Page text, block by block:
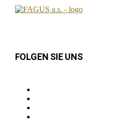
FOLGEN SIE UNS